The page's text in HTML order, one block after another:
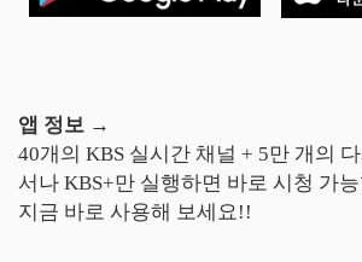
앱 정보 →
40개의 KBS 실시간 채널 + 5만 개의
서나 KBS+만 실행하면 바로 시청 가
지금 바로 사용해 보세요!!